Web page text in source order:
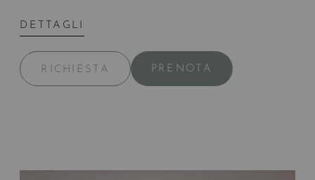
DETTAGLI
RICHIESTA PRENOTA